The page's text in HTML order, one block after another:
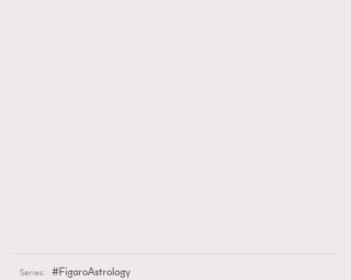
Series: FigaroAstrology